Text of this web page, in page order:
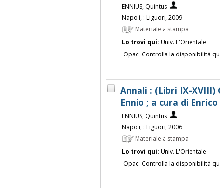
ENNIUS, Quintus
Napoli, : Liguori, 2009
Materiale a stampa
Lo trovi qui: Univ. L'Orientale
Opac: Controlla la disponibilità
Annali : (Libri IX-
Ennio ; a cura di
ENNIUS, Quintus
Napoli, : Liguori, 2006
Materiale a stampa
Lo trovi qui: Univ. L'Orientale
Opac: Controlla la disponibilità